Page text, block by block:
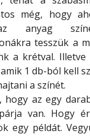
még, hogy
anyag
tesszük a
a krétval. Illetve
1 db-ból kell
a színét.
hogy az egy
van. Hogy
egy példát.